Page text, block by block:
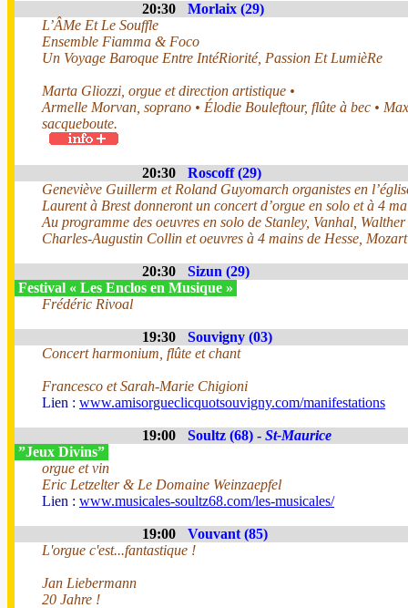
20:30
Morlaix (29)
L’ÂMe Et Le Souffle
Ensemble Fiamma & Foco
Un Voyage Baroque Entre IntéRiorité, Passion Et LumièRe
Marta Gliozzi, orgue et direction artistique •
Armelle Morvan, soprano • Élodie Bouleftour, flûte à bec •
sacqueboute.
20:30
Roscoff (29)
Geneviève Guillerm et Roland Guyomarch organistes en
Laurent à Brest donneront un concert d’orgue en solo et à 4
Au programme des oeuvres en solo de Stanley, Vanhal,
Charles-Augustin Collin et oeuvres à 4 mains de Hesse,
20:30
Sizun (29)
Festival « Les Enclos en Musique »
Frédéric Rivoal
19:30
Souvigny (03)
Concert harmonium, flûte et chant
Francesco et Sarah-Marie Chigioni
Lien : www.amisorgueclicquotsouvigny.com/manifestations
19:00 Soultz (68) - St-Maurice
”Jeux Divins”
orgue et vin
Eric Letzelter & Le Domaine Weinzaepfel
Lien : www.musicales-soultz68.com/les-musicales/
19:00
Vouvant (85)
L'orgue c'est...fantastique !
Jan Liebermann
20 Jahre !